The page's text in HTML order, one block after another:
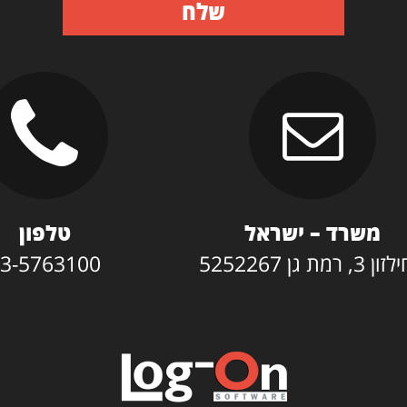
שלח
משרד – ישראל
גן 5252267
טלפון
5763100